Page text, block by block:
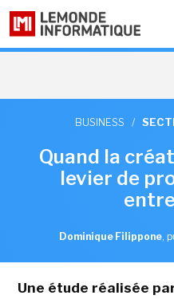
BUSINESS /
Quand la
levier de
Dominique Filippone,
Une étude réalisée